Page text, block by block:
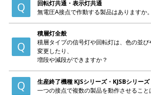
回転灯共通・表示灯共通
無電圧A接点で作動する製品はありますか。
積層灯全般
積層タイプの信号灯や回転灯は、色の並び
変更したり、
増段や減段ができますか？
生産終了機種 KJSシリーズ・KJSBシリーズ
一つの接点で複数の製品を動作させること